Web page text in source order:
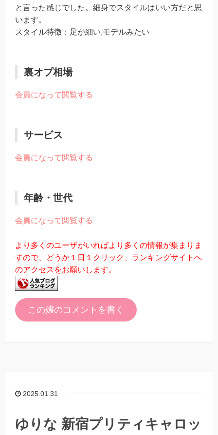
と言った感じでした。細身でスタイルはいい方だと思
います。
スタイル特徴：足が細い,モデルみたい
裏オプ相場
会員になって閲覧する
サービス
会員になって閲覧する
年齢・世代
会員になって閲覧する
より多くのユーザがいればより多くの情報が集まりま
すので、どうか１日１クリック、ランキングサイトへ
のアクセスをお願いします。
この嬢のコメントを書く
2025.01.31
ゆりな 新宿プリティキャロッ